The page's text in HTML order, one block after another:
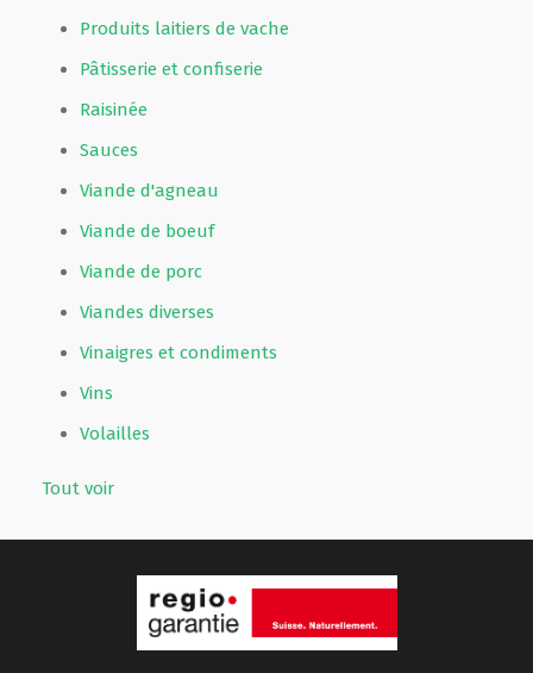
Produits laitiers de vache
Pâtisserie et confiserie
Raisinée
Sauces
Viande d'agneau
Viande de boeuf
Viande de porc
Viandes diverses
Vinaigres et condiments
Vins
Volailles
Tout voir